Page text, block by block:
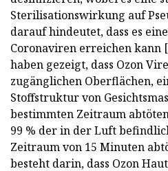
Sterilisationswirkung auf
darauf hindeutet, dass es
Coronaviren erreichen kann
haben gezeigt, dass Ozon
zugänglichen Oberflächen,
Stoffstruktur von
bestimmten Zeitraum
99 % der in der Luft
Zeitraum von 15 Minuten
besteht darin, dass Ozon